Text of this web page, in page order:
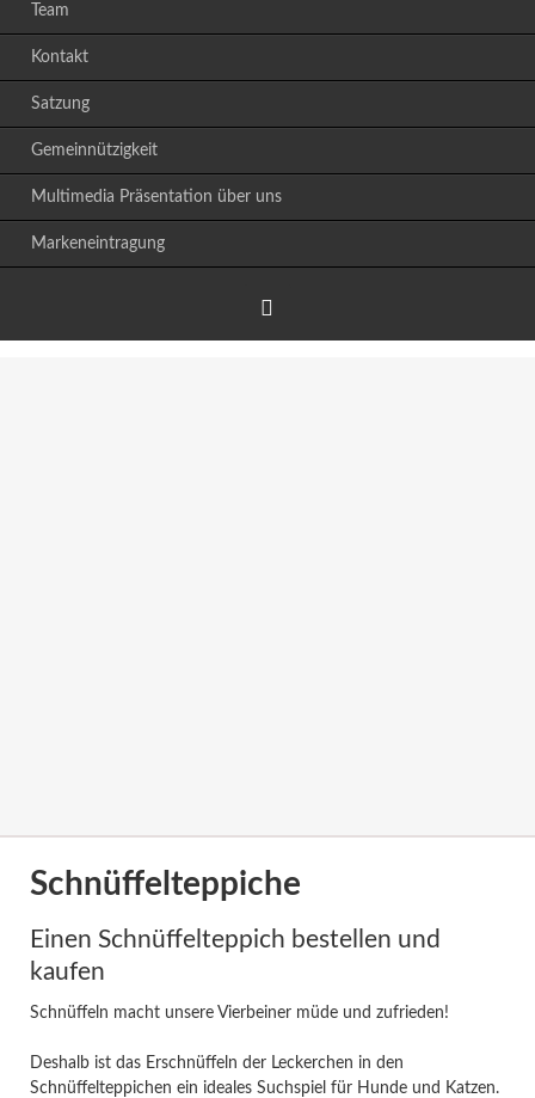
Team
Kontakt
Satzung
Gemeinnützigkeit
Multimedia Präsentation über uns
Markeneintragung
Schnüffelteppiche
Einen Schnüffelteppich bestellen und
kaufen
Schnüffeln macht unsere Vierbeiner müde und zufrieden!
Deshalb ist das Erschnüffeln der Leckerchen in den
Schnüffelteppichen ein ideales Suchspiel für Hunde und Katzen.